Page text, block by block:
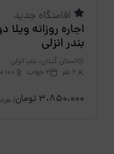
اقامتگاه جدید
اجاره روزانه
بندر انزلی
استان گیلان، بندر انزلی
6 نفر
2 خواب 100 متر
3،850،000 تومان /